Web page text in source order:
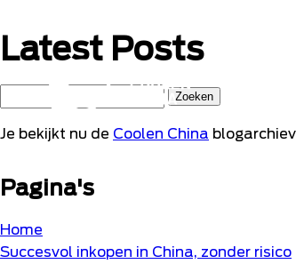
hoofdinhoud
Latest Posts
Je bekijkt nu de Coolen China
Pagina's
Home
Succesvol inkopen in China, zonder risico